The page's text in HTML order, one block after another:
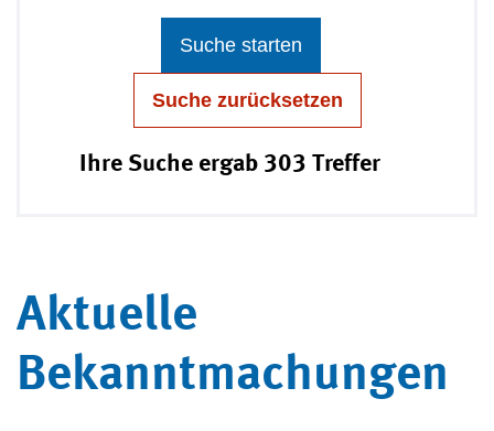
Suche starten
Suche zurücksetzen
Ihre Suche ergab 303 Treffer
Aktuelle
Bekanntmachungen